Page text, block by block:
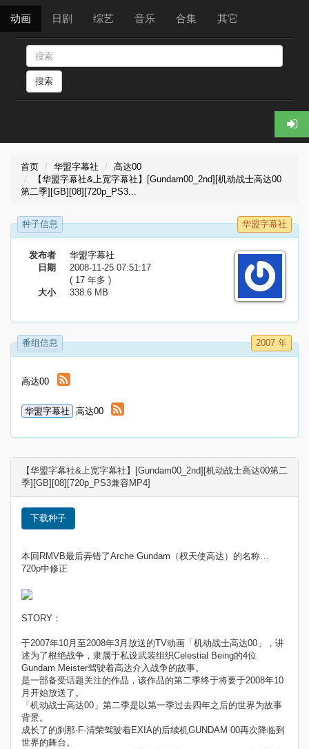
动画 日剧 综艺 音乐 合集 其它
搜索
首页 华盟字幕社
高达00
【华盟字幕社&上宽字幕社】[Gundam00_2nd][机动战士高达00
第二季][GB][08][720p_PS3...
种子信息 华盟字幕社
发布者
华盟字幕社
日期
2008-11-25 07:51:17
( 17 年多 )
大小
338.6 MB
番组信息 2007 年
高达00
华盟字幕社 高达00
【华盟字幕社&上宽字幕社】[Gundam00_2nd][机动战士高达00第二
季][GB][08][720p_PS3兼容MP4]
下载种子
本回RMVB最后弄错了Arche Gundam（权天使高达）的名称…
720p中修正
STORY：
于2007年10月至2008年3月放送的TV动画「机动战士高达00」，讲
述为了根绝战争，隶属于私设武装组织Celestial Being的4位
Gundam Meister驾驶着高达介入战争的故事。
是一部备受话题关注的作品，该作品的第二季终于将要于2008年10
月开始放送了。
「机动战士高达00」第二季是以第一季过去四年之后的世界为故事
背景。
成长了的刹那·F·清荣驾驶着EXIA的后续机GUNDAM 00再次降临到
世界的舞台。